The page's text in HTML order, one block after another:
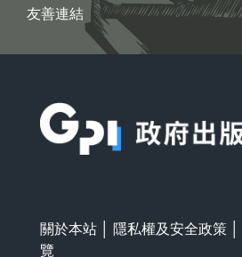
友善連結
關於本站 隱私權及安全政策
覽